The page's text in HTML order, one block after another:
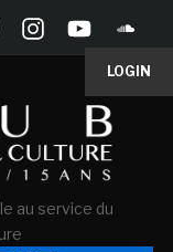
LOGIN
au service du